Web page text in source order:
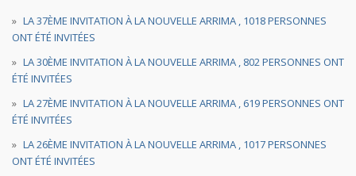
LA 37ÈME INVITATION À LA NOUVELLE ARRIMA , 1018 PERSONNES
ONT ÉTÉ INVITÉES
LA 30ÈME INVITATION À LA NOUVELLE ARRIMA , 802 PERSONNES ONT
ÉTÉ INVITÉES
LA 27ÈME INVITATION À LA NOUVELLE ARRIMA , 619 PERSONNES ONT
ÉTÉ INVITÉES
LA 26ÈME INVITATION À LA NOUVELLE ARRIMA , 1017 PERSONNES
ONT ÉTÉ INVITÉES